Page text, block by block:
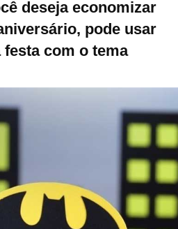
deseja economizar
pode usar
festa com o tema